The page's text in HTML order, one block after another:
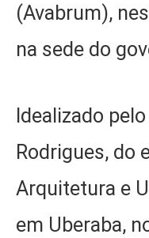
(Avabrum),
na sede do
Idealizado
Rodrigues, do
Arquitetura e
em Uberaba,